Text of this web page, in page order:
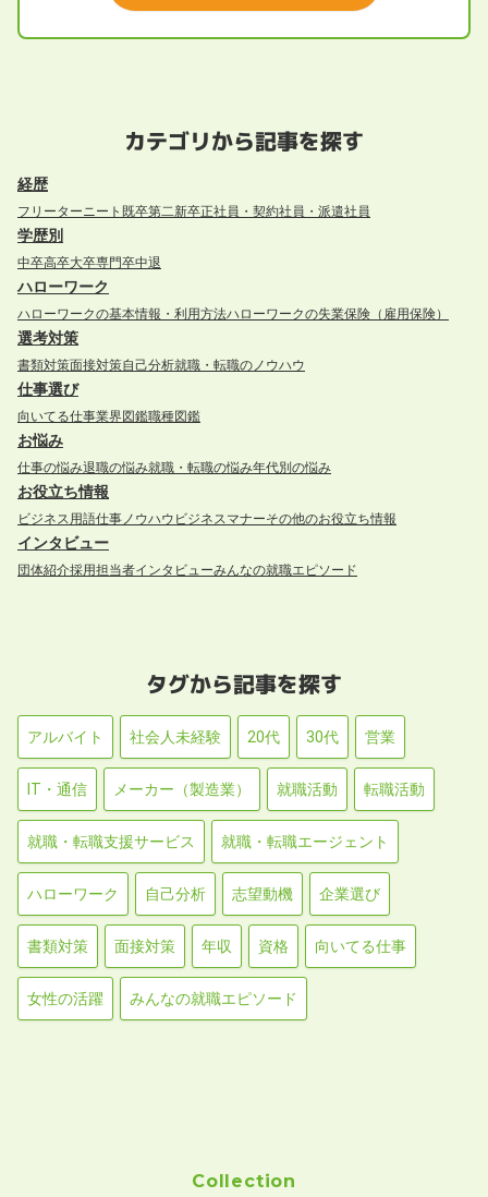
カテゴリから記事を探す
経歴
フリーターニート 既卒第二新卒正社員・契約社員・派遣社員
学歴別
中卒高卒大卒専門卒中退
ハローワーク
ハローワークの基本情報・利用方法ハローワークの失業保険（雇用保険）
選考対策
書類対策面接対策自己分析就職・転職のノウハウ
仕事選び
向いてる仕事業界図鑑職種図鑑
お悩み
仕事の悩み退職の悩み就職・転職の悩み年代別の悩み
お役立ち情報
ビジネス用語仕事ノウハウ ビジネスマナーその他のお役立ち情報
インタビュー
団体紹介採用担当者インタビューみんなの就職エピソード
タグから記事を探す
アルバイト 社会人未経験 20代 30代 営業
IT・通信 メーカー（製造業） 就職活動 転職活動
就職・転職支援サービス 就職・転職エージェント
ハローワーク 自己分析 志望動機 企業選び
書類対策 面接対策 年収 資格 向いてる仕事
女性の活躍 みんなの就職エピソード
Collection